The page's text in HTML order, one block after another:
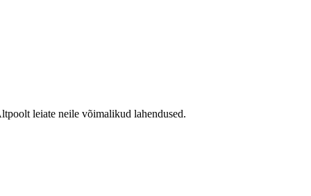
leiate neile võimalikud lahendused.